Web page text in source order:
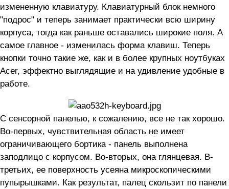
измененную клавиатуру. Клавиатурный блок немного
"подрос" и теперь занимает практически всю ширину
корпуса, тогда как раньше оставались широкие поля. А
самое главное - изменилась форма клавиш. Теперь
кнопки точно такие же, как и в более крупных ноутбуках
Acer, эффектно выглядящие и на удивление удобные в
работе.
С сенсорной панелью, к сожалению, все не так хорошо.
Во-первых, чувствительная область не имеет
ограничивающего бортика - панель выполнена
заподлицо с корпусом. Во-вторых, она глянцевая. В-
третьих, ее поверхность усеяна микроскопическими
пупырышками. Как результат, палец скользит по панели